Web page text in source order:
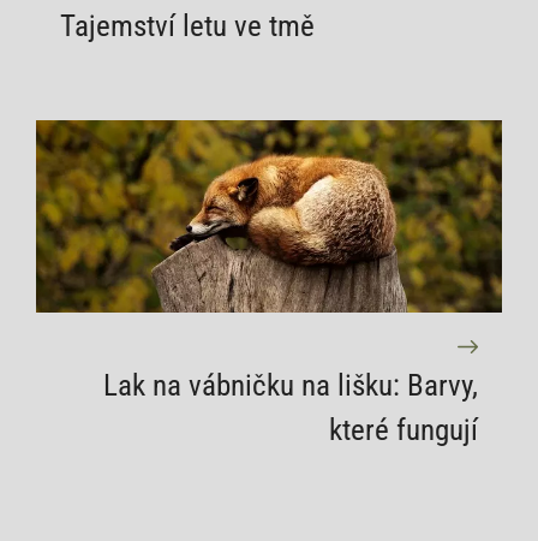
Tajemství letu ve tmě
Lak na vábničku na lišku: Barvy,
které fungují